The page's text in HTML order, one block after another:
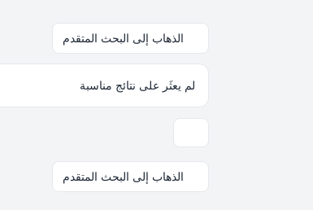
الذهاب إلى البحث المتقدم
لم يعثَر على نتائج مناسبة
الذهاب إلى البحث المتقدم